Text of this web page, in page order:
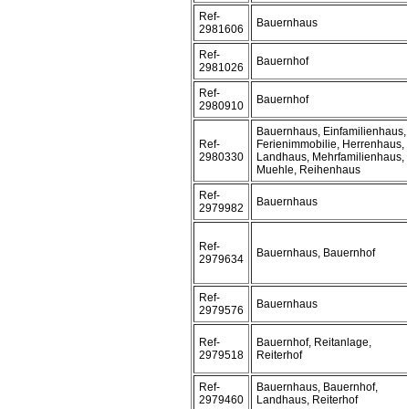
Ref-
2981606
Bauernhaus
Ref-
2981026
Bauernhof
Ref-
2980910
Bauernhof
Ref-
2980330
Bauernhaus, Einfamilienhaus,
Ferienimmobilie, Herrenhaus,
Landhaus, Mehrfamilienhaus,
Muehle, Reihenhaus
Ref-
2979982
Bauernhaus
Ref-
2979634
Bauernhaus, Bauernhof
Ref-
2979576
Bauernhaus
Ref-
2979518
Bauernhof, Reitanlage,
Reiterhof
Ref-
2979460
Bauernhaus, Bauernhof,
Landhaus, Reiterhof